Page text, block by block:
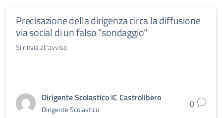
Precisazione della dirigenza circa la diffusione
via social di un falso “sondaggio”
Si rinvia all'avviso
Dirigente Scolastico IC Castrolibero
Dirigente Scolastico 0